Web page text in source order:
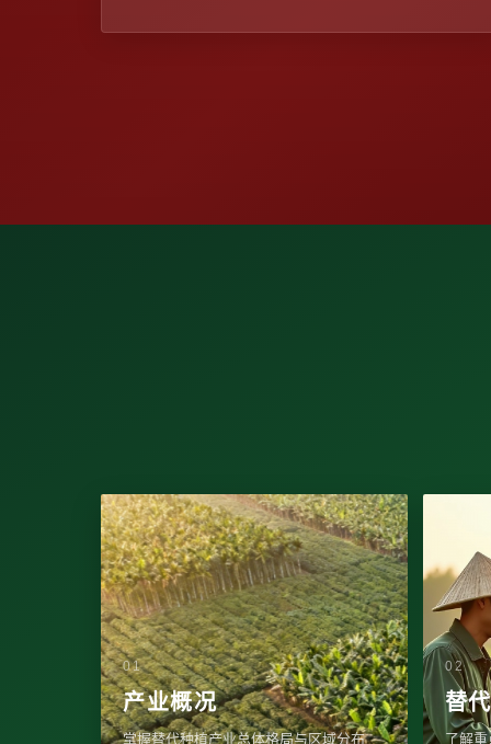
产业概况
掌握替代种植产业总体格局与区域分布
替
了解重